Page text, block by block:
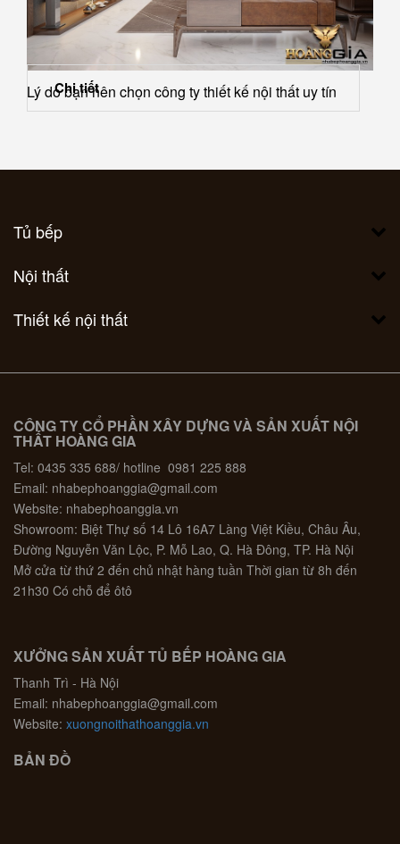
Lý do bạn nên chọn công ty thiết kế nội thất uy tín
Chi tiết
Tủ bếp
Nội thất
Thiết kế nội thất
CÔNG TY CỔ PHẦN XÂY DỰNG VÀ SẢN XUẤT NỘI
THẤT HOÀNG GIA
Tel: 0435 335 688/ hotline 0981 225 888
Email: nhabephoanggia@gmail.com
Website: nhabephoanggia.vn
Showroom: Biệt Thự số 14 Lô 16A7 Làng Việt Kiều, Châu Âu,
Đường Nguyễn Văn Lộc, P. Mỗ Lao, Q. Hà Đông, TP. Hà Nội
Mở cửa từ thứ 2 đến chủ nhật hàng tuần Thời gian từ 8h đến
21h30 Có chỗ để ôtô
XƯỞNG SẢN XUẤT TỦ BẾP HOÀNG GIA
Thanh Trì - Hà Nội
Email: nhabephoanggia@gmail.com
Website: xuongnoithathoanggia.vn
BẢN ĐỒ